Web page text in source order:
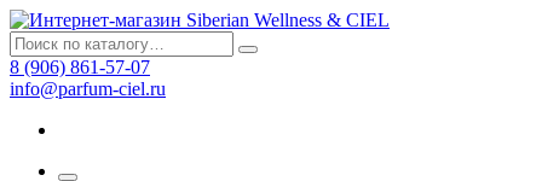
8 (906) 861-57-07
info@parfum-ciel.ru